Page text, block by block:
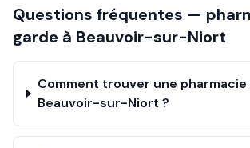
Questions fréquentes —
garde à Beauvoir-sur-Niort
Comment trouver une pharmacie
Beauvoir-sur-Niort ?